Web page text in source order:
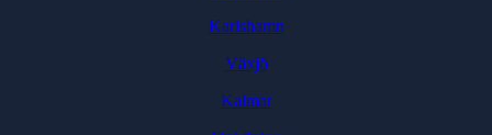
Karlshamn
Växjö
Kalmar